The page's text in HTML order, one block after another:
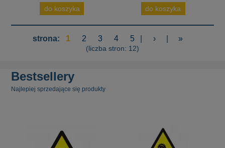
do koszyka do koszyka
strona: 1 2 3 4 5 › »
(liczba stron: 12)
Bestsellery
Najlepiej sprzedające się produkty